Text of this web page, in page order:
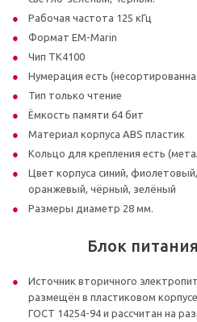
Рабочая частота 125 кГц
Формат EM-Marin
Чип TK4100
Нумерация есть
Тип только чтение
Ёмкость памяти 64 бит
Материал корпуса ABS пластик
Кольцо для крепления есть
Цвет корпуса синий,
оранжевый, чёрный, зелёный
Размеры диаметр 28 мм.
Блок
Источник вторичного
размещён в пластиковом
ГОСТ 14254-94 и рассчитан на